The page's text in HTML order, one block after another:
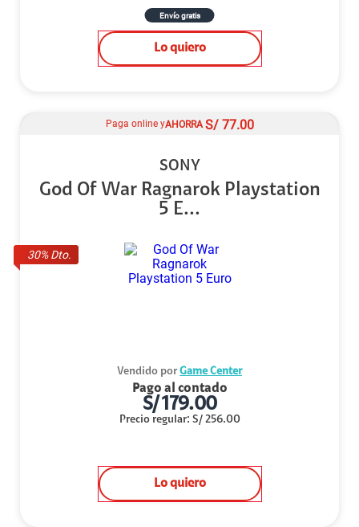
Envío gratis
Lo quiero
30% Dto.
Paga online yAHORRA S/ 77.00
SONY
God Of War Ragnarok Playstation
5 E...
Vendido por Game Center
Pago al contado
S/179.00
Precio regular: S/ 256.00
Lo quiero